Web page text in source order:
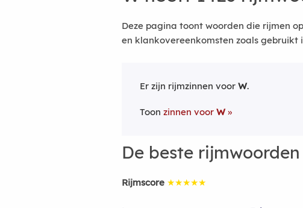
Deze pagina toont woorden die rijmen
en klankovereenkomsten zoals gebruikt
Er zijn rijmzinnen voor W.
Toon zinnen voor W
De beste
Rijmscore ★★★★★